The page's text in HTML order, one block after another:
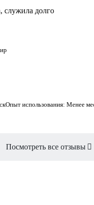
служила долго
Опыт использования: Менее
Посмотреть все отзывы